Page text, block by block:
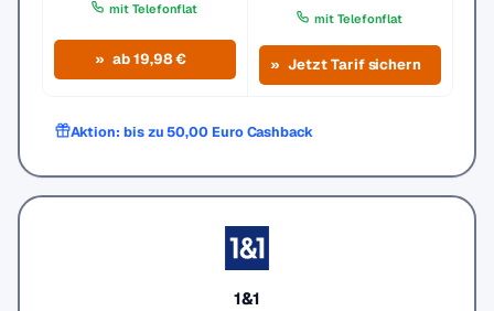
mit Telefonflat
ab 19,98 €
mit Telefonflat
Jetzt Tarif sichern
Aktion: bis zu 50,00 Euro Cashback
1&1